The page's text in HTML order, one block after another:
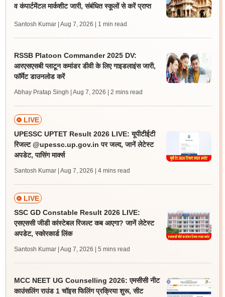
व कंपार्टमेंटल मार्कशीट जारी, संबंधित स्कूलों से करें प्राप्त
Santosh Kumar | Aug 7, 2026 | 1 min read
RSSB Platoon Commander 2025 DV:
आरएसएसबी प्लाटून कमांडर डीवी के लिए गाइडलाइंस जारी,
फॉर्मेट डाउनलोड करें
Abhay Pratap Singh | Aug 7, 2026 | 2 mins read
LIVE
UPESSC UPTET Result 2026 LIVE: यूपीटीईटी
रिजल्ट @upessc.up.gov.in पर जल्द, जानें लेटेस्ट
अपडेट, पासिंग मार्क्स
Santosh Kumar | Aug 7, 2026 | 4 mins read
LIVE
SSC GD Constable Result 2026 LIVE:
एसएससी जीडी कांस्टेबल रिजल्ट कब आएगा? जानें लेटेस्ट
अपडेट, स्कोरकार्ड लिंक
Santosh Kumar | Aug 7, 2026 | 5 mins read
MCC NEET UG Counselling 2026: एमसीसी नीट
काउंसलिंग राउंड 1 चॉइस फिलिंग प्रक्रिया शुरू, सीट